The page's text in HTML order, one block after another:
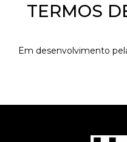
TERMOS
Em desenvolvimento